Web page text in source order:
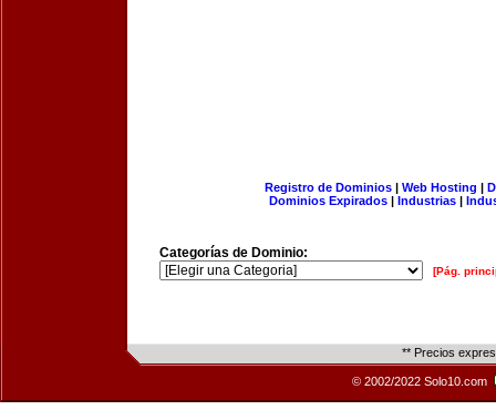
Registro de Dominios| Web Hosting |
Dominios Expirados | Industrias |
Categorías de Dominio:
[Pág.
** Precios
© 2002/2022 Solo10.com